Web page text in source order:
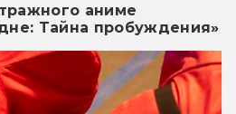
аниме
Тайна пробуждения»